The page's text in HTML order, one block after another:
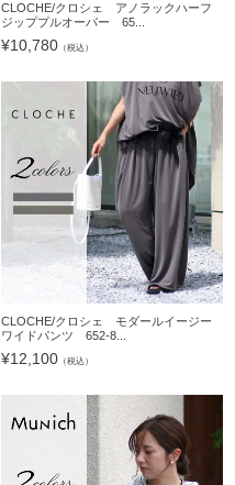
CLOCHE/クロシェ アノラックハーフ
ジッププルオーバー 65...
¥10,780 （税込）
CLOCHE/クロシェ モダールイージー
ワイドパンツ 652-8...
¥12,100 （税込）